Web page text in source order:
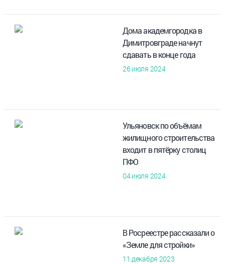
Дома академгородка в
Димитровграде начнут
сдавать в конце года
26 июля 2024
Ульяновск по объёмам
жилищного строительства
входит в пятёрку столиц
ПФО
04 июля 2024
В Росреестре рассказали о
«Земле для стройки»
11 декабря 2023